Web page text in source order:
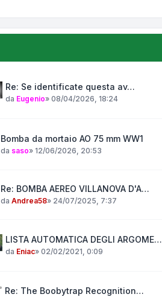
Re: Se identificate questa av…
da Eugenio» 08/04/2026, 18:24
Bomba da mortaio AO 75 mm WW1
da saso» 12/06/2026, 20:53
Re: BOMBA AEREO VILLANOVA D'A…
da Andrea58» 24/07/2025, 7:37
LISTA AUTOMATICA DEGLI ARGOME…
da Eniac» 02/02/2021, 0:09
Re: The Boobytrap Recognition…